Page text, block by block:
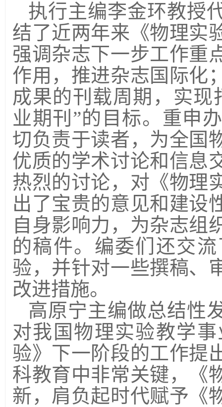
执行主编李金环教授
结了近两年来 《物理
强调杂志下一步工作重
作用，推进杂志国际化
成果的刊载周期，实现
业期刊”的目标。重申
切负责于读者，为全国
优质的学术讨论和信息
热烈的讨论，对 《物理
出了宝贵的意见和建设
自身影响力，为杂志组
的稿件。编委们还交
验， 并针对一些撰稿、
改进措施。
高原宁主编做总结性
对我国物理实验教学
验》下一阶段的工作提
科教育中非常关键，《
新，肩负起时代赋予《